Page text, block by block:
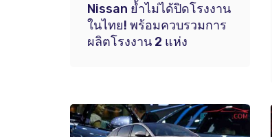
Nissan ย้ำไม่ได้ปิดโรงงาน
ในไทย! พร้อมควบรวมการ
ผลิตโรงงาน 2 แห่ง